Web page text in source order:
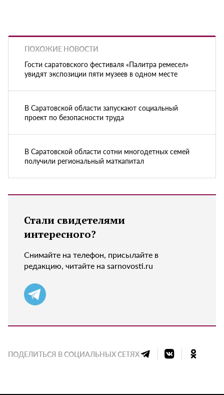
ПОХОЖИЕ НОВОСТИ
Гости саратовского фестиваля «Палитра ремесел»
увидят экспозиции пяти музеев в одном месте
В Саратовской области запускают социальный
проект по безопасности труда
В Саратовской области сотни многодетных семей
получили региональный маткапитал
Стали свидетелями
интересного?
Снимайте на телефон, присылайте в
редакцию, читайте на sarnovosti.ru
ПОДЕЛИТЬСЯ В СОЦИАЛЬНЫХ СЕТЯХ